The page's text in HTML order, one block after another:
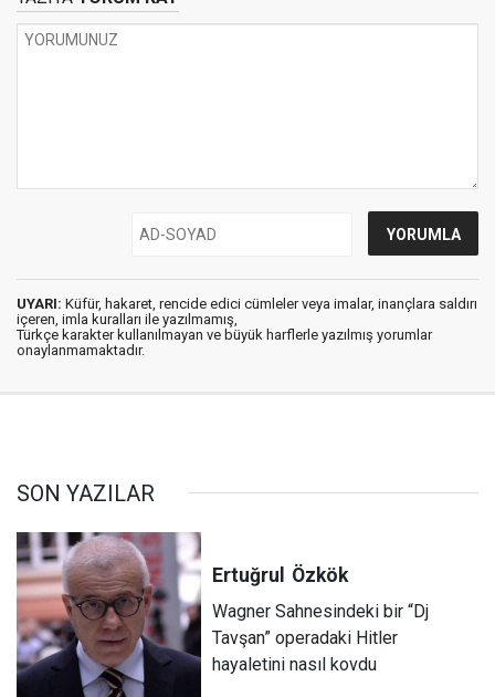
UYARI: Küfür, hakaret, rencide edici cümleler veya imalar, inançlara saldırı
içeren, imla kuralları ile yazılmamış,
Türkçe karakter kullanılmayan ve büyük harflerle yazılmış yorumlar
onaylanmamaktadır.
SON YAZILAR
Ertuğrul Özkök
Wagner Sahnesindeki bir “Dj
Tavşan” operadaki Hitler
hayaletini nasıl kovdu